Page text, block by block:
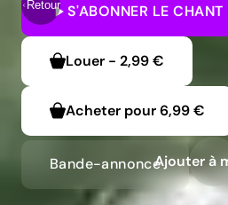
Retour S'ABONNER LE CHANT
Louer - 2,99 €
Acheter pour6,99 €
Bande-annonceAjouter à